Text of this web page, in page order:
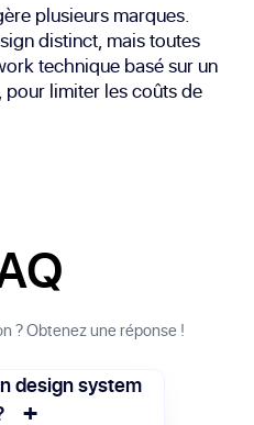
plusieurs marques.
distinct, mais toutes
technique basé sur un
limiter les coûts de
? Obtenez une réponse !
design system
+